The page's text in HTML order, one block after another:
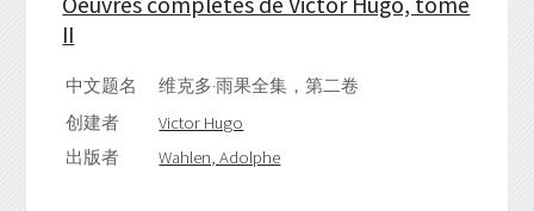
II
中文题名
维克多·雨果全集，第二卷
创建者
Victor Hugo
出版者
Wahlen, Adolphe